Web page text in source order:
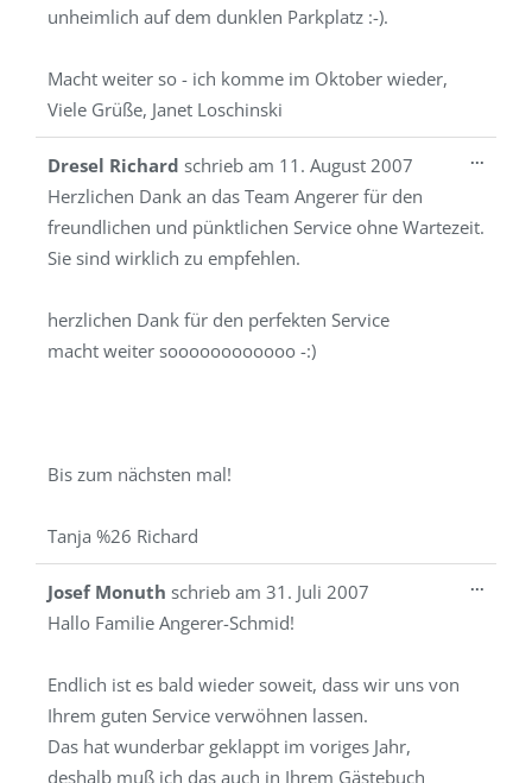
unheimlich auf dem dunklen Parkplatz :-).
Macht weiter so - ich komme im Oktober wieder,
Viele Grüße, Janet Loschinski
Dresel Richard schrieb am 11. August 2007
Herzlichen Dank an das Team Angerer für den
freundlichen und pünktlichen Service ohne Wartezeit.
Sie sind wirklich zu empfehlen.
herzlichen Dank für den perfekten Service
macht weiter soooooooooooo -:)
Bis zum nächsten mal!
Tanja %26 Richard
...
Josef Monuth schrieb am 31. Juli 2007
Hallo Familie Angerer-Schmid!
Endlich ist es bald wieder soweit, dass wir uns von
Ihrem guten Service verwöhnen lassen.
Das hat wunderbar geklappt im voriges Jahr,
deshalb muß ich das auch in Ihrem Gästebuch
...